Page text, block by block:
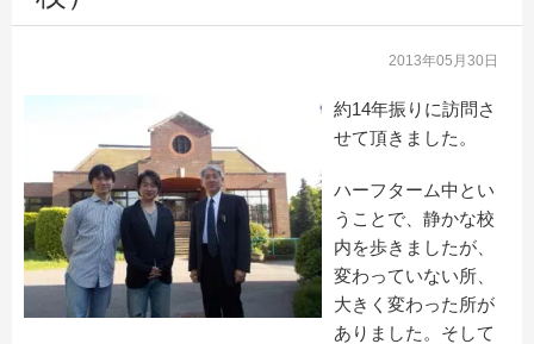
2013年05月30日
約14年振りに訪問さ
せて頂きました。
ハーフターム中とい
うことで、静かな校
内を歩きましたが、
変わっていない所、
大きく変わった所が
ありました。そして